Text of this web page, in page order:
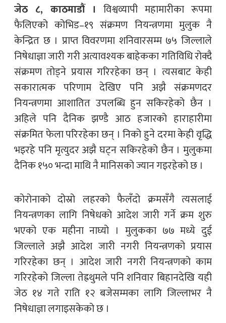
जेठ ८, काठमाडौं । विश्वव्यापी महामारीका रूपमा
फैलिएको कोभिड–१९ संक्रमण नियन्त्रणमा मुलुक नै
केन्द्रित छ । प्राप्त विवरणमा शनिवारसम्म ७५ जिल्लाले
निषेधाज्ञा जारी गरी अत्यावश्यक बाहेकका गतिविधि रोक्दै
संक्रमण तोड्ने प्रयास गरिरहेका छन् । त्यसबाट केही
सकारात्मक परिणाम देखिए पनि अझै संक्रमणदर
नियन्त्रणमा आशातित उपलब्धि हुन सकिरहेको छैन ।
अहिले पनि दैनिक झण्डै आठ हजारको हाराहारीमा
संक्रमित फेला परिरहेका छन् । निको हुने दरमा केही वृद्धि
भइरहे पनि मृत्युदर अझै घट्न सकिरहेको छैन । मुलुकमा
दैनिक १५० भन्दा माथि नै मानिसको ज्यान गइरहेको छ ।
कोरोनाको दोस्रो लहरको फैलँदो क्रमसँगै त्यसलाई
नियन्त्रणका लागि निषेधको आदेश जारी गर्ने क्रम शुरु
भएको एक महीना नाघ्यो । मुलुकका ७७ मध्ये दुई
जिल्लाले अझै आदेश जारी नगरी नियन्त्रणको प्रयास
गरिरहेका छन् । आदेश जारी नगरी नियन्त्रणको काम
गरिरहेको जिल्ला तेह्रथुमले पनि शनिवार बिहानदेखि यही
जेठ १४ गते राति १२ बजेसम्मका लागि जिल्लाभर नै
निषेधाज्ञा लगाइसकेको छ ।